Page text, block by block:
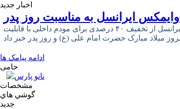
اخبار جدید
ایرانسل به مناسبت روز پدر
ایرانسل از تخفیف ۴۰ درصدی برای مودم داخلی با قابلیت Wi-Fi و ۳۳ درصدی برای مودم USB وایمکس
ادامه پیامک ها
حامی
مشخصات
گوشي هاي
جديد